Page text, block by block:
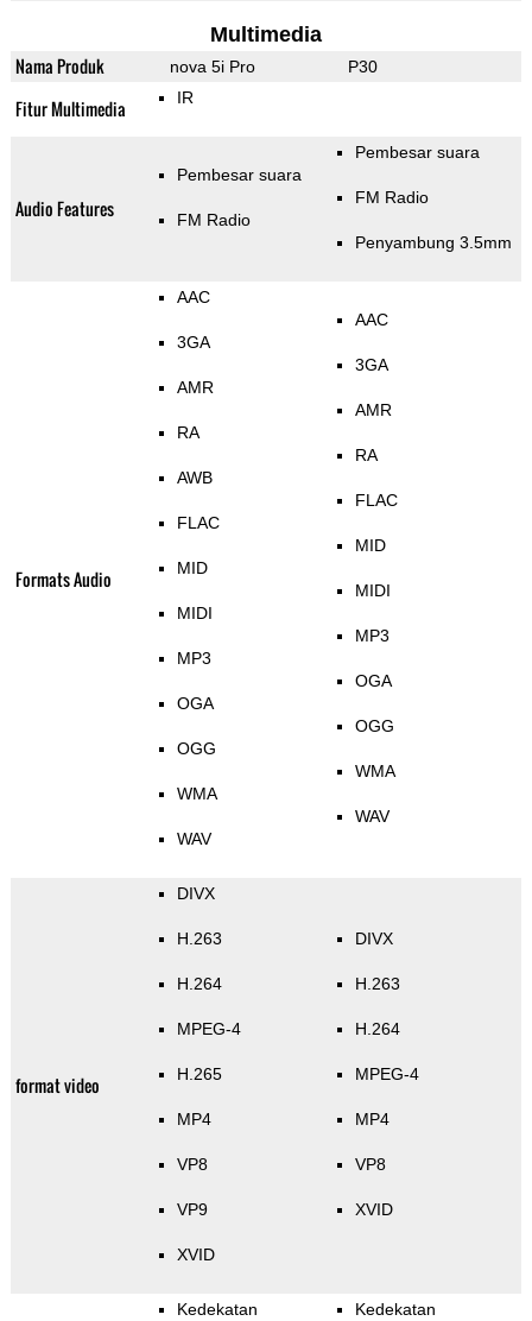
Multimedia
Nama Produk nova 5i Pro P30
Fitur Multimedia IR
Audio Features
Pembesar suara
FM Radio
Pembesar suara
FM Radio
Penyambung 3.5mm
Formats Audio
AAC
3GA
AMR
RA
AWB
FLAC
MID
MIDI
MP3
OGA
OGG
WMA
WAV
AAC
3GA
AMR
RA
FLAC
MID
MIDI
MP3
OGA
OGG
WMA
WAV
format video
DIVX
H.263
H.264
MPEG-4
H.265
MP4
VP8
VP9
XVID
DIVX
H.263
H.264
MPEG-4
MP4
VP8
XVID
Kedekatan Kedekatan